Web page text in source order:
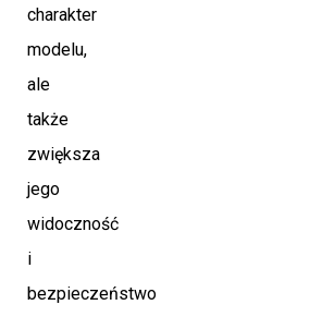
charakter
modelu,
ale
także
zwiększa
jego
widoczność
i
bezpieczeństwo